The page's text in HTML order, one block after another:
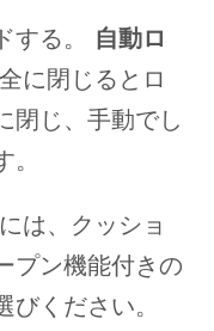
する。 自動ロ
に閉じるとロ
閉じ、手動でし
は、クッショ
プン機能付きの
ください。